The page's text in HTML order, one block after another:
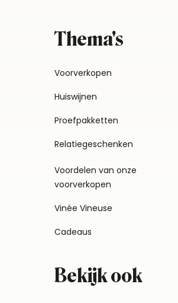
Thema's
Voorverkopen
Huiswijnen
Proefpakketten
Relatiegeschenken
Voordelen van onze
voorverkopen
Vinée Vineuse
Cadeaus
Bekijk ook